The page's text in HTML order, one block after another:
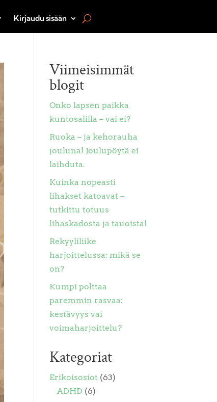
Kirjaudu sisään
Viimeisimmät
blogit
Onko lapsen paikka
kuntosalilla – vai ei?
Ruoka – ja kehorauha
jouluna! Joulupöytä ei
laihduta.
Kuinka nopeasti
lihakset katoavat –
tutkittu totuus
lihaskadosta ja tauoista!
Rekyyliliike
harjoittelussa: mikä se
on?
Kumpi polttaa
paremmin rasvaa:
kestävyys vai
voimaharjoittelu?
Kategoriat
Erikoisosiot (63)
ADHD (6)